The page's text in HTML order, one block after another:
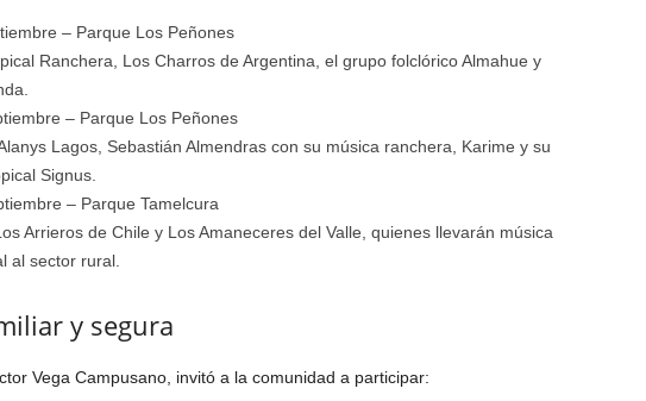
– Parque Los Peñones
Ranchera, Los Charros de Argentina, el grupo folclórico Almahue y
– Parque Los Peñones
Lagos, Sebastián Almendras con su música ranchera, Karime y su
Signus.
– Parque Tamelcura
Arrieros de Chile y Los Amaneceres del Valle, quienes llevarán música
al sector rural.
y segura
Vega Campusano, invitó a la comunidad a participar: